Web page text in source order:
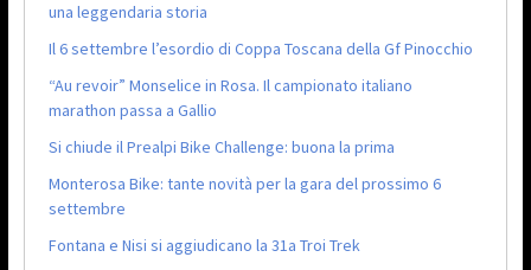
una leggendaria storia
Il 6 settembre l’esordio di Coppa Toscana della Gf Pinocchio
“Au revoir” Monselice in Rosa. Il campionato italiano
marathon passa a Gallio
Si chiude il Prealpi Bike Challenge: buona la prima
Monterosa Bike: tante novità per la gara del prossimo 6
settembre
Fontana e Nisi si aggiudicano la 31a Troi Trek